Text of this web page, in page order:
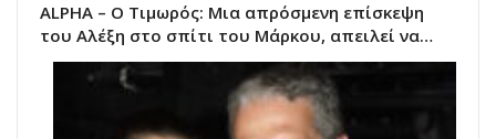
ALPHA – Ο Τιμωρός: Μια απρόσμενη επίσκεψη
του Αλέξη στο σπίτι του Μάρκου, απειλεί να…